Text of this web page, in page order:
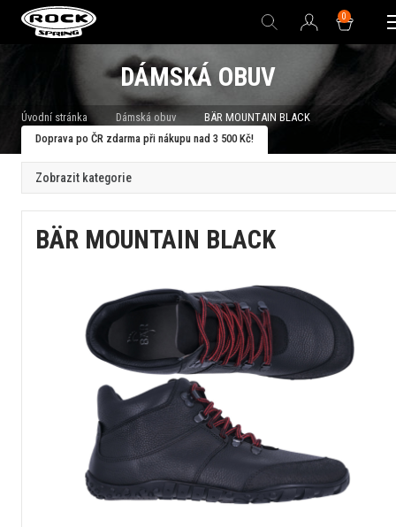
0
DÁMSKÁ OBUV
Úvodní stránka Dámská obuv
BÄR MOUNTAIN BLACK
Doprava po ČR zdarma při nákupu nad 3 500 Kč!
BÄR MOUNTAIN BLACK
Zobrazit kategorie